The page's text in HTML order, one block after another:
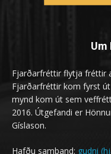
Fjarðarfréttir flytja fréttir
Fjarðarfréttir kom fyrst
mynd kom út sem
2016. Útgefandi er
Gíslason.
Hafðu samband: gudni